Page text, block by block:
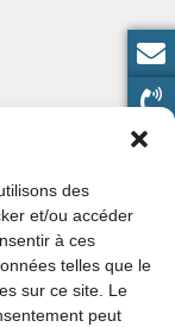
des
et/ou accéder
à ces
telles que le
sur ce site. Le
peut